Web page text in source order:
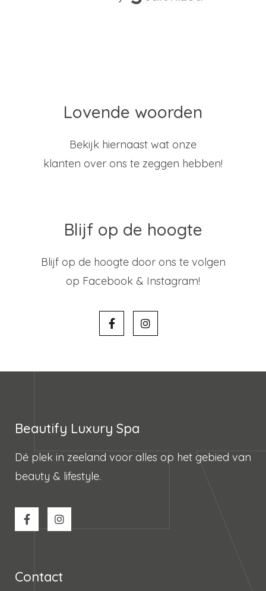
Lovende woorden
Bekijk hiernaast wat onze
klanten over ons te zeggen hebben!
Blijf op de hoogte
Blijf op de hoogte door ons te volgen
op Facebook & Instagram!
Beautify Luxury Spa
Dé plek in zeeland voor alles op het gebied van
beauty & lifestyle.
Contact